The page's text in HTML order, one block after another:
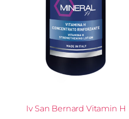
Iv San Bernard Vitamin H